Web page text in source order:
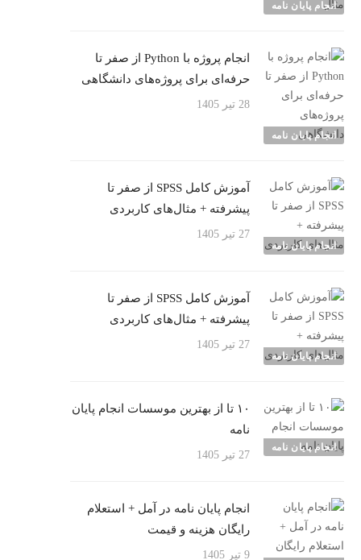
انجام پایان نامه
انجام پایان نامه
انجام پروژه با Python از صفر تا
حرفه‌ای برای پروژه‌های دانشگاهی
28 تیر 1405
انجام پایان نامه
آموزش کامل SPSS از صفر تا
پیشرفته + مثال‌های کاربردی
27 تیر 1405
انجام پایان نامه
آموزش کامل SPSS از صفر تا
پیشرفته + مثال‌های کاربردی
27 تیر 1405
انجام پایان نامه
۱۰ تا از بهترین موسسات انجام پایان
نامه
27 تیر 1405
انجام پایان نامه در آمل + استعلام
رایگان هزینه و قیمت
9 تیر 1405